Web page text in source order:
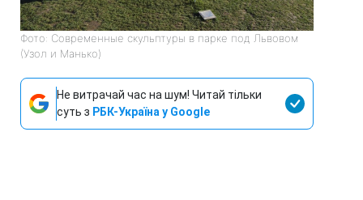
Фото: Современные скульптуры в парке под Львовом
(Узол и Манько)
Не витрачай час на шум! Читай тільки
суть з РБК-Україна у Google